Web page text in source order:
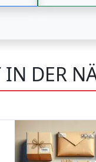
IN DER